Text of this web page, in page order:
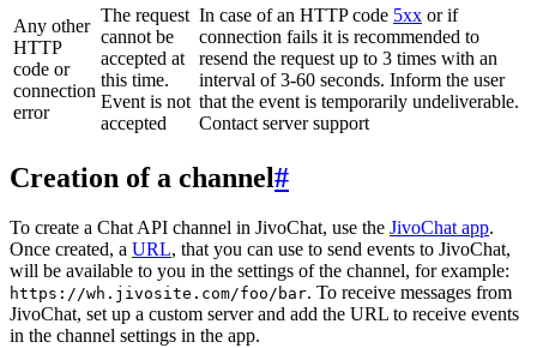
Any other
HTTP
code or
connection
error
The request
cannot be
accepted at
this time.
Event is not
accepted
In case of an HTTP code 5xx or if
connection fails it is recommended to
resend the request up to 3 times with an
interval of 3-60 seconds. Inform the user
that the event is temporarily undeliverable.
Contact server support
Creation of a channel#
To create a Chat API channel in JivoChat, use the JivoChat app.
Once created, a URL, that you can use to send events to JivoChat,
will be available to you in the settings of the channel, for example:
https://wh.jivosite.com/foo/bar. To receive messages from
JivoChat, set up a custom server and add the URL to receive events
in the channel settings in the app.